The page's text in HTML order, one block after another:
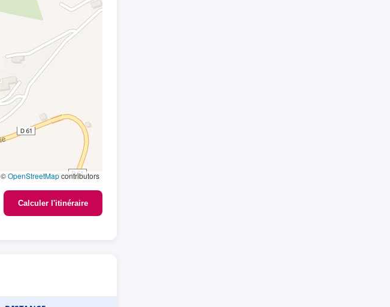
©OpenStreetMapcontributors
Calculer l'itinéraire